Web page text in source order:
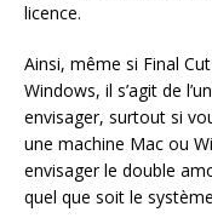
licence.
Ainsi, même si Final
Windows, il s’agit de
envisager, surtout si
une machine Mac ou
envisager le double
quel que soit le